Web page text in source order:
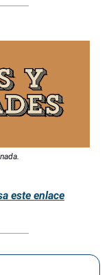
este enlace